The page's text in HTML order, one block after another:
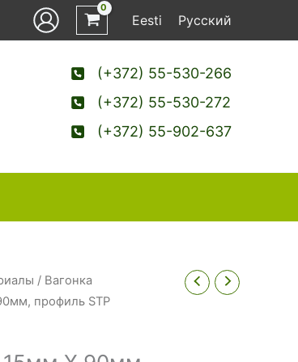
Eesti Русский
(+372) 55-530-266
(+372) 55-530-272
(+372) 55-902-637
/ Вагонка
профиль STP